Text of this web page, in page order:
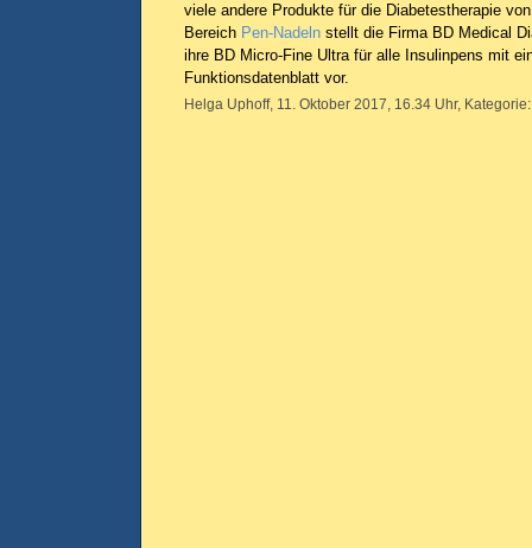
viele andere Produkte für die Diabetestherapie
Bereich Pen-Nadeln stellt die Firma BD Medical
ihre BD Micro-Fine Ultra für alle Insulinpens mit
Funktionsdatenblatt vor.
Helga Uphoff, 11. Oktober 2017, 16.34 Uhr,